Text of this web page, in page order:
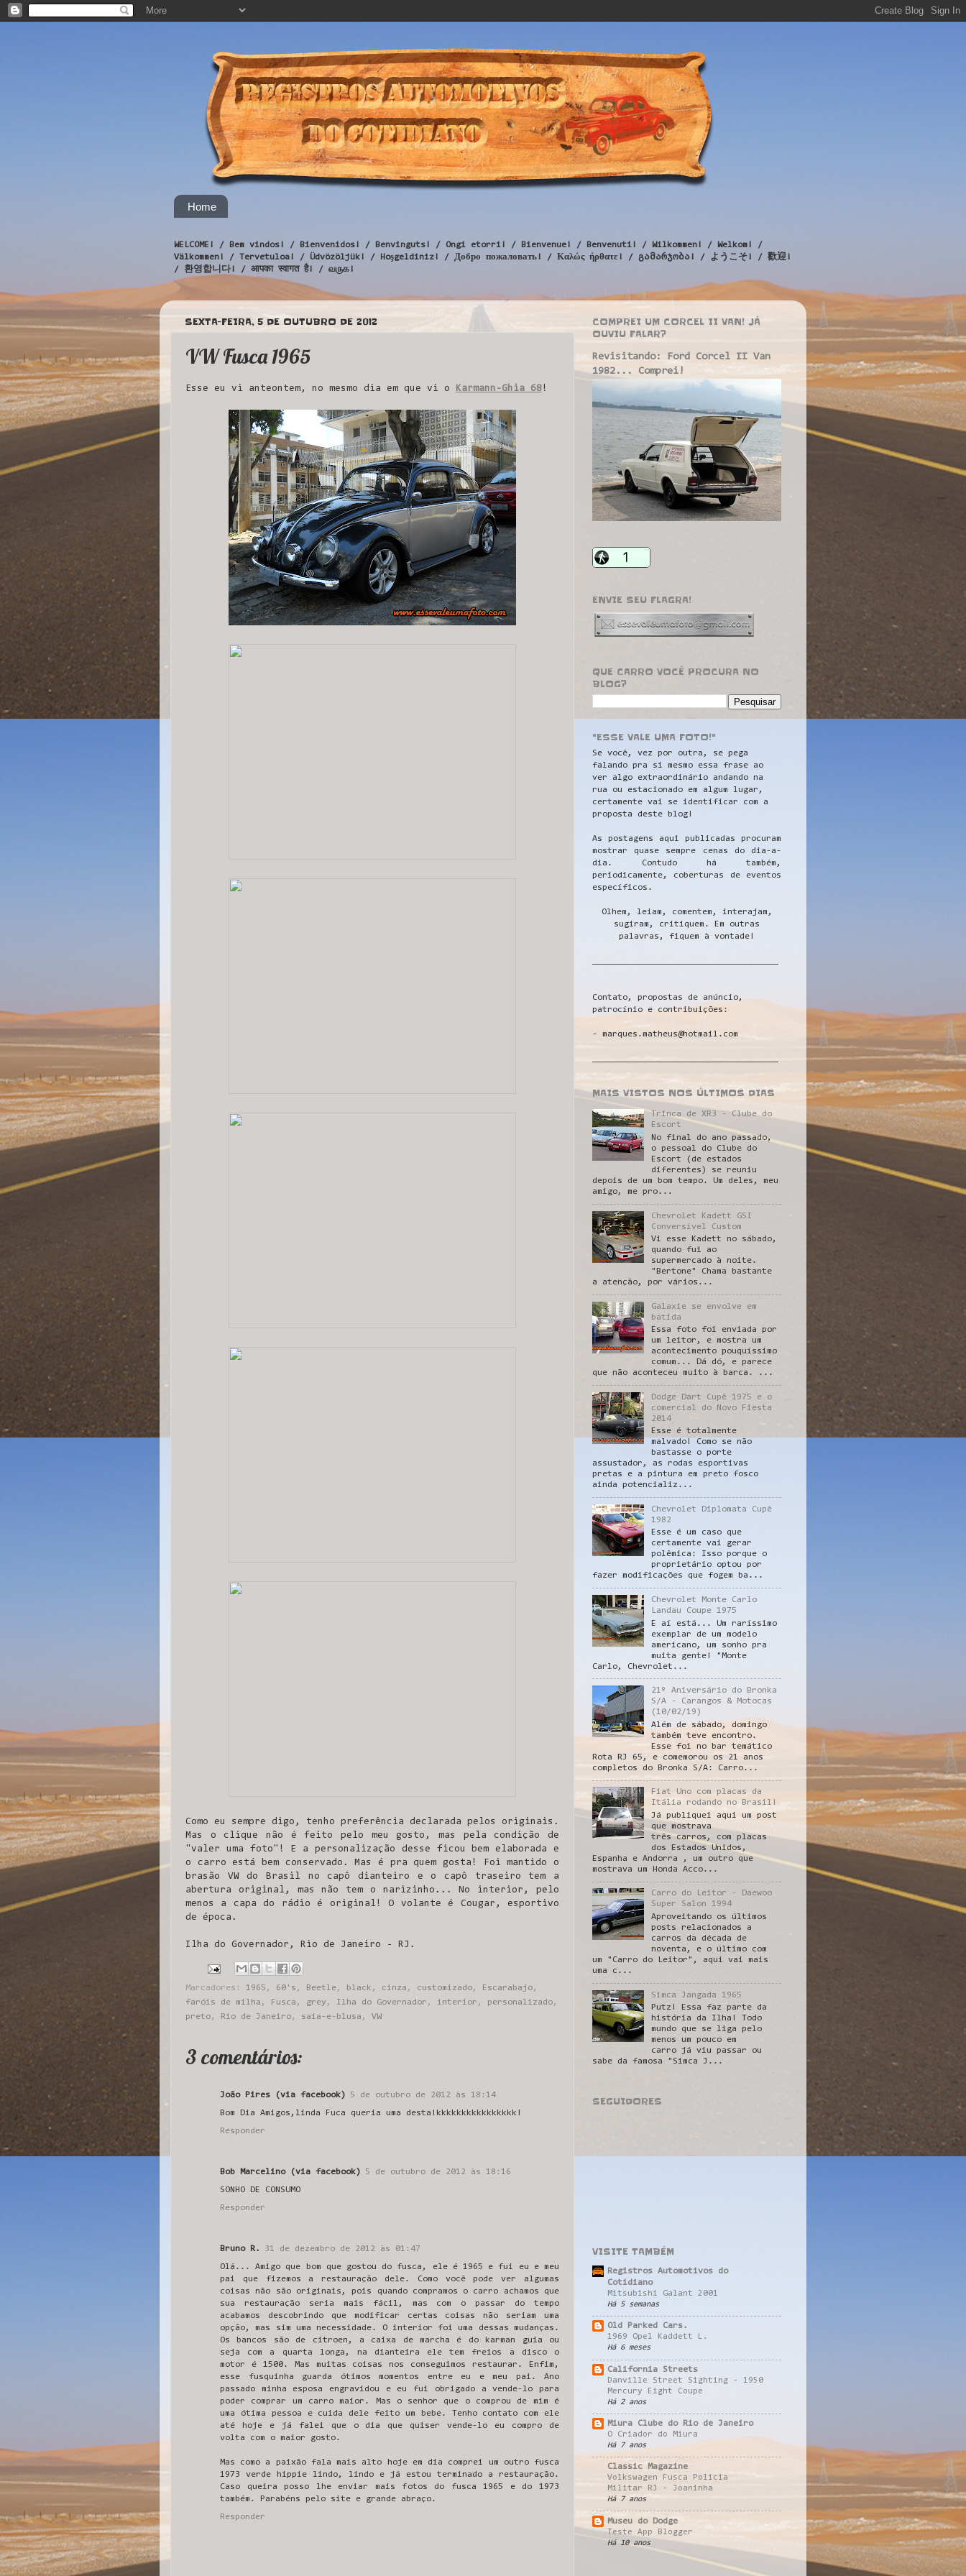
Home
WELCOME! / Bem vindos! / Bienvenidos! / Benvinguts! / Ongi etorri! / Bienvenue! / Benvenuti! / Wilkommen! / Welkom! /
Välkommen! / Tervetuloa! / Üdvözöljük! / Hoşgeldiniz! / Добро пожаловать! / Καλώς ήρθατε! / გამარჯობა! / ようこそ! / 歡迎!
/ 환영합니다! / आपका स्वागत है! / வருக!
SEXTA-FEIRA, 5 DE OUTUBRO DE 2012
VW Fusca 1965
Esse eu vi anteontem, no mesmo dia em que vi o Karmann-Ghia 68!
Como eu sempre digo, tenho preferência declarada pelos originais.
Mas o clique não é feito pelo meu gosto, mas pela condição de
"valer uma foto"! E a personalização desse ficou bem elaborada e
o carro está bem conservado. Mas é pra quem gosta! Foi mantido o
brasão VW do Brasil no capô dianteiro e o capô traseiro tem a
abertura original, mas não tem o narizinho... No interior, pelo
menos a capa do rádio é original! O volante é Cougar, esportivo
de época.
Ilha do Governador, Rio de Janeiro - RJ.
Marcadores: 1965 , 60's , Beetle, black , cinza , customizado, Escarabajo,
faróis de milha , Fusca , grey , Ilha do Governador , interior , personalizado,
preto, Rio de Janeiro, saia-e-blusa , VW
3 comentários:
João Pires (via facebook) 5 de outubro de 2012 às 18:14
Bom Dia Amigos,linda Fuca queria uma desta!kkkkkkkkkkkkkkkk!
Responder
Bob Marcelino (via facebook) 5 de outubro de 2012 às 18:16
SONHO DE CONSUMO
Responder
Bruno R. 31 de dezembro de 2012 às 01:47
Olá... Amigo que bom que gostou do fusca, ele é 1965 e fui eu e meu
pai que fizemos a restauração dele. Como você pode ver algumas
coisas não são originais, pois quando compramos o carro achamos que
sua restauração seria mais fácil, mas com o passar do tempo
acabamos descobrindo que modificar certas coisas não seriam uma
opção, mas sim uma necessidade. O interior foi uma dessas mudanças.
Os bancos são de citroen, a caixa de marcha é do karman guia ou
seja com a quarta longa, na dianteira ele tem freios a disco o
motor é 1500. Mas muitas coisas nos conseguimos restaurar. Enfim,
esse fusquinha guarda ótimos momentos entre eu e meu pai. Ano
passado minha esposa engravidou e eu fui obrigado a vende-lo para
poder comprar um carro maior. Mas o senhor que o comprou de mim é
uma ótima pessoa e cuida dele feito um bebe. Tenho contato com ele
até hoje e já falei que o dia que quiser vende-lo eu compro de
volta com o maior gosto.
Mas como a paixão fala mais alto hoje em dia comprei um outro fusca
1973 verde hippie lindo, lindo e já estou terminado a restauração.
Caso queira posso lhe enviar mais fotos do fusca 1965 e do 1973
também. Parabéns pelo site e grande abraço.
Responder
COMPREI UM CORCEL II VAN! JÁ
OUVIU FALAR?
Revisitando: Ford Corcel II Van
1982... Comprei!
ENVIE SEU FLAGRA!
QUE CARRO VOCÊ PROCURA NO
BLOG?
"ESSE VALE UMA FOTO!"
Se você, vez por outra, se pega
falando pra si mesmo essa frase ao
ver algo extraordinário andando na
rua ou estacionado em algum lugar,
certamente vai se identificar com a
proposta deste blog!
As postagens aqui publicadas procuram
mostrar quase sempre cenas do dia-a-
dia. Contudo há também,
periodicamente, coberturas de eventos
específicos.
Olhem, leiam, comentem, interajam,
sugiram, critiquem. Em outras
palavras, fiquem à vontade!
Contato, propostas de anúncio,
patrocínio e contribuições:
- marques.matheus@hotmail.com
MAIS VISTOS NOS ÚLTIMOS DIAS
Trinca de XR3 - Clube do
Escort
No final do ano passado,
o pessoal do Clube do
Escort (de estados
diferentes) se reuniu
depois de um bom tempo. Um deles, meu
amigo, me pro...
Chevrolet Kadett GSI
Conversível Custom
Vi esse Kadett no sábado,
quando fui ao
supermercado à noite.
"Bertone" Chama bastante
a atenção, por vários...
Galaxie se envolve em
batida
Essa foto foi enviada por
um leitor, e mostra um
acontecimento pouquíssimo
comum... Dá dó, e parece
que não aconteceu muito à barca. ...
Dodge Dart Cupê 1975 e o
comercial do Novo Fiesta
2014
Esse é totalmente
malvado! Como se não
bastasse o porte
assustador, as rodas esportivas
pretas e a pintura em preto fosco
ainda potencializ...
Chevrolet Diplomata Cupê
1982
Esse é um caso que
certamente vai gerar
polêmica: Isso porque o
proprietário optou por
fazer modificações que fogem ba...
Chevrolet Monte Carlo
Landau Coupe 1975
E aí está... Um raríssimo
exemplar de um modelo
americano, um sonho pra
muita gente! "Monte
Carlo, Chevrolet...
21º Aniversário do Bronka
S/A - Carangos & Motocas
(10/02/19)
Além de sábado, domingo
também teve encontro.
Esse foi no bar temático
Rota RJ 65, e comemorou os 21 anos
completos do Bronka S/A: Carro...
Fiat Uno com placas da
Itália rodando no Brasil!
Já publiquei aqui um post
que mostrava
três carros, com placas
dos Estados Unidos,
Espanha e Andorra , um outro que
mostrava um Honda Acco...
Carro do Leitor - Daewoo
Super Salon 1994
Aproveitando os últimos
posts relacionados a
carros da década de
noventa, e o último com
um "Carro do Leitor", aqui vai mais
uma c...
Simca Jangada 1965
Putz! Essa faz parte da
história da Ilha! Todo
mundo que se liga pelo
menos um pouco em
carro já viu passar ou
sabe da famosa "Simca J...
SEGUIDORES
VISITE TAMBÉM
Registros Automotivos do
Cotidiano
Mitsubishi Galant 2001
Há 5 semanas
Old Parked Cars.
1969 Opel Kaddett L.
Há 6 meses
California Streets
Danville Street Sighting - 1950
Mercury Eight Coupe
Há 2 anos
Miura Clube do Rio de Janeiro
O Criador do Miura
Há 7 anos
Classic Magazine
Volkswagen Fusca Policia
Militar RJ - Joaninha
Há 7 anos
Museu do Dodge
Teste App Blogger
Há 10 anos